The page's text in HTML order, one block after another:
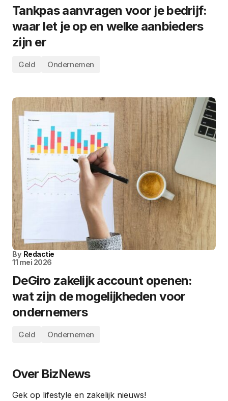
Tankpas aanvragen voor je bedrijf:
waar let je op en welke aanbieders
zijn er
Geld Ondernemen
By Redactie
11 mei 2026
DeGiro zakelijk account openen:
wat zijn de mogelijkheden voor
ondernemers
Geld Ondernemen
Over BizNews
Gek op lifestyle en zakelijk nieuws!